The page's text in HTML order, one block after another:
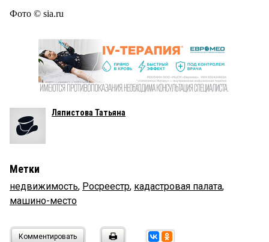
Фото © sia.ru
Ляпистова Татьяна
Метки
недвижимость, Росреестр, кадастровая палата,
машино-место
Комментировать